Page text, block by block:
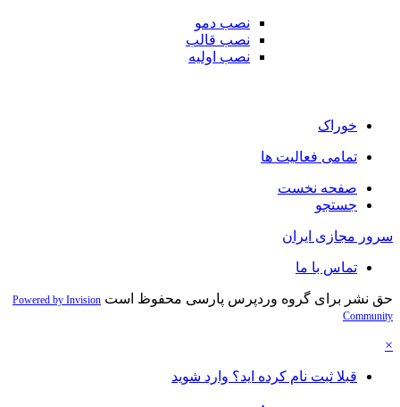
نصب دمو
نصب قالب
نصب اولیه
خوراک
تمامی فعالیت ها
صفحه نخست
جستجو
سرور مجازی ایران
تماس با ما
حق نشر برای گروه وردپرس پارسی محفوظ است Powered by Invision
Community
×
قبلا ثبت نام کرده اید؟ وارد شوید